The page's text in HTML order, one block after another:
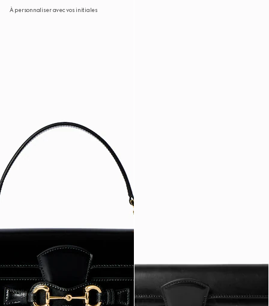
À personnaliser avec vos initiales